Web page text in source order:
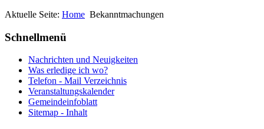
Aktuelle Seite: Home Bekanntmachungen
Schnellmenü
Nachrichten und Neuigkeiten
Was erledige ich wo?
Telefon - Mail Verzeichnis
Veranstaltungskalender
Gemeindeinfoblatt
Sitemap - Inhalt